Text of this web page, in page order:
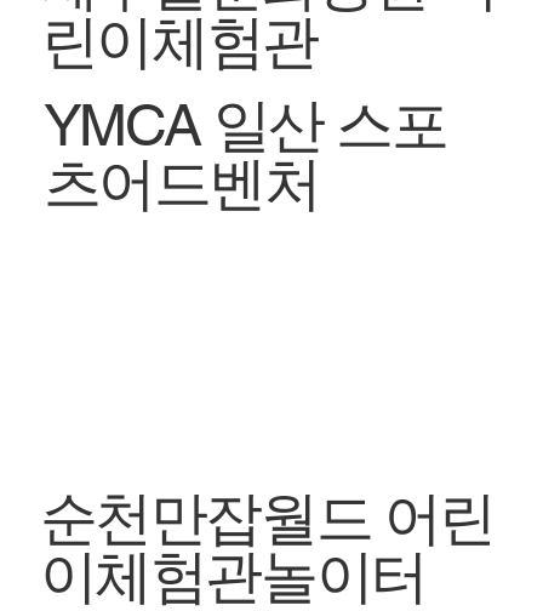
YMCA 일산 스포
츠어드벤처
순천만잡월드 어린
이체험관놀이터
린이체험관